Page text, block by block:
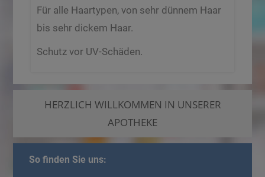
Für alle Haartypen, von sehr dünnem Haar
bis sehr dickem Haar.
Schutz vor UV-Schäden.
HERZLICH WILLKOMMEN IN UNSERER
APOTHEKE
So finden Sie uns: